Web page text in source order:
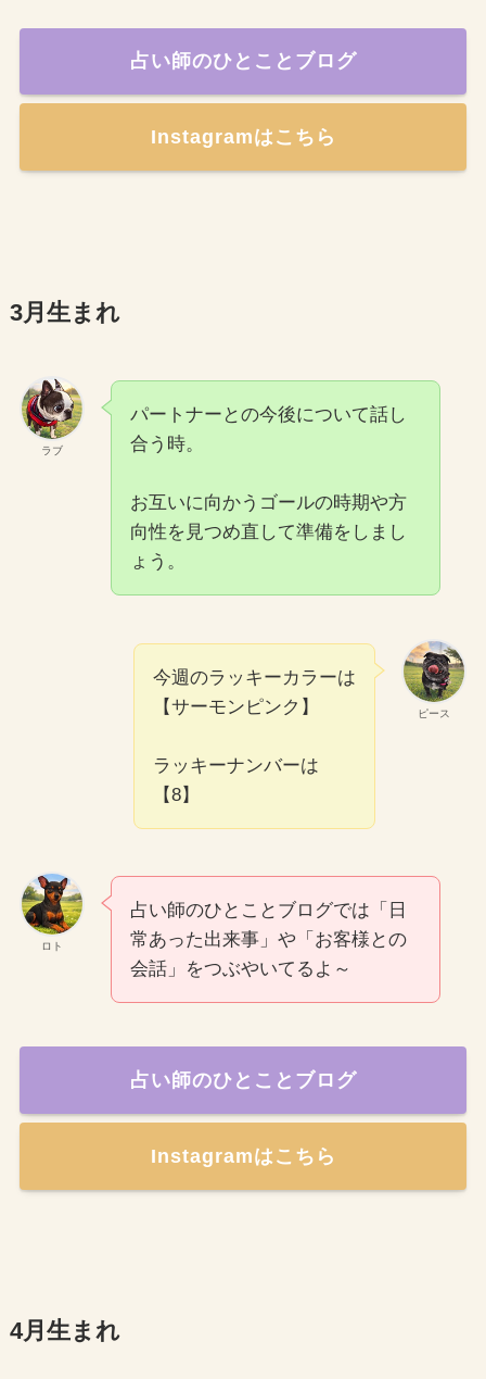
占い師のひとことブログ
Instagramはこちら
3月生まれ
ラブ
パートナーとの今後について話し
合う時。
お互いに向かうゴールの時期や方
向性を見つめ直して準備をしまし
ょう。
ピース
今週のラッキーカラーは
【サーモンピンク】
ラッキーナンバーは
【8】
ロト
占い師のひとことブログでは「日
常あった出来事」や「お客様との
会話」をつぶやいてるよ～
占い師のひとことブログ
Instagramはこちら
4月生まれ